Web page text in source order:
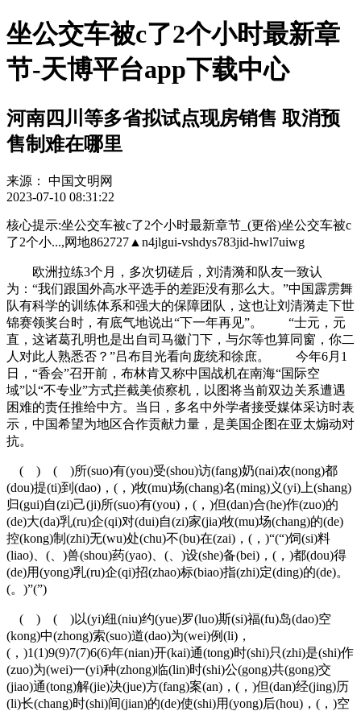
坐公交车被c了2个小时最新章
节-天博平台app下载中心
河南四川等多省拟试点现房销售 取消预
售制难在哪里
来源：
中国文明网
2023-07-10 08:31:22
核心提示:坐公交车被c了2个小时最新章节_(更俗)坐公交车被c
了2个小...,网地862727▲n4jlgui-vshdys783jid-hwl7uiwg
欧洲拉练3个月，多次切磋后，刘清漪和队友一致认
为：“我们跟国外高水平选手的差距没有那么大。”中国霹雳舞
队有科学的训练体系和强大的保障团队，这也让刘清漪走下世
锦赛领奖台时，有底气地说出“下一年再见”。 “士元，元
直，这诸葛孔明也是出自司马徽门下，与尔等也算同窗，你二
人对此人熟悉否？”吕布目光看向庞统和徐庶。 今年6月1
日，“香会”召开前，布林肯又称中国战机在南海“国际空
域”以“不专业”方式拦截美侦察机，以图将当前双边关系遭遇
困难的责任推给中方。当日，多名中外学者接受媒体采访时表
示，中国希望为地区合作贡献力量，是美国企图在亚太煽动对
抗。
( ) ( )所(suo)有(you)受(shou)访(fang)奶(nai)农(nong)都
(dou)提(ti)到(dao)，(，)牧(mu)场(chang)名(ming)义(yi)上(shang)
归(gui)自(zi)己(ji)所(suo)有(you)，(，)但(dan)合(he)作(zuo)的
(de)大(da)乳(ru)企(qi)对(dui)自(zi)家(jia)牧(mu)场(chang)的(de)
控(kong)制(zhi)无(wu)处(chu)不(bu)在(zai)，(，)“(“)饲(si)料
(liao)、(、)兽(shou)药(yao)、(、)设(she)备(bei)，(，)都(dou)得
(de)用(yong)乳(ru)企(qi)招(zhao)标(biao)指(zhi)定(ding)的(de)。
(。)”(”)
( ) ( )以(yi)纽(niu)约(yue)罗(luo)斯(si)福(fu)岛(dao)空
(kong)中(zhong)索(suo)道(dao)为(wei)例(li)，
(，)1(1)9(9)7(7)6(6)年(nian)开(kai)通(tong)时(shi)只(zhi)是(shi)作
(zuo)为(wei)一(yi)种(zhong)临(lin)时(shi)公(gong)共(gong)交
(jiao)通(tong)解(jie)决(jue)方(fang)案(an)，(，)但(dan)经(jing)历
(li)长(chang)时(shi)间(jian)的(de)使(shi)用(yong)后(hou)，(，)空